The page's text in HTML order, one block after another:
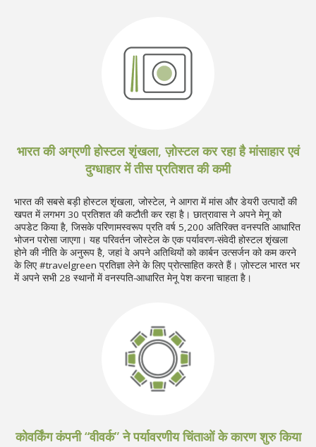
भारत की अग्रणी होस्टल शृंखला, ज़ोस्टल कर रहा है मांसाहार एवं
दुग्धाहार में तीस प्रतिशत की कमी
भारत की सबसे बड़ी होस्टल शृंखला, जोस्टेल, ने आगरा में मांस और डेयरी उत्पादों की
खपत में लगभग 30 प्रतिशत की कटौती कर रहा है। छात्रावास ने अपने मेनू को
अपडेट किया है, जिसके परिणामस्वरूप प्रति वर्ष 5,200 अतिरिक्त वनस्पति आधारित
भोजन परोसा जाएगा। यह परिवर्तन जोस्टेल के एक पर्यावरण-संवेदी होस्टल शृंखला
होने की नीति के अनुरूप है, जहां वे अपने अतिथियों को कार्बन उत्सर्जन को कम करने
के लिए #travelgreen प्रतिज्ञा लेने के लिए प्रोत्साहित करते हैं। ज़ोस्टल भारत भर
में अपने सभी 28 स्थानों में वनस्पति-आधारित मेनू पेश करना चाहता है।
कोवर्किंग कंपनी “वीवर्क” ने पर्यावरणीय चिंताओं के कारण शुरु किया